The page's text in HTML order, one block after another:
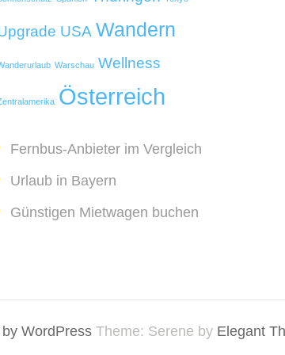
USA Wandern
Warschau Wellness
Österreich
Fernbus-Anbieter im Vergleich
Urlaub in Bayern
Günstigen Mietwagen buchen
WordPressTheme: Serene by Elegant